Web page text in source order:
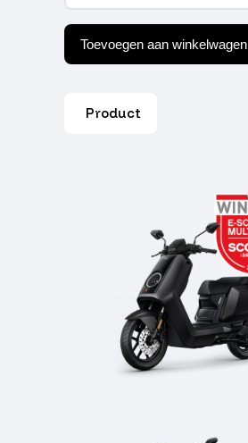
150
Mat
Zwart
aantal
Toevoegen aan winkelwagen
Product